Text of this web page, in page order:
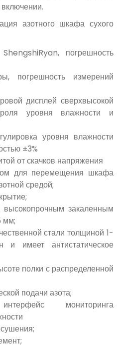
азотного шкафа сухого
погрешность
погрешность измерений
дисплей сверхвысокой
уровня влажности и
уровня влажности
±3%
от скачков напряжения
для перемещения шкафа
средой;
закаленным
мм;
стали толщиной 1-
и имеет антистатическое
полки с распределенной
подачи азота;
мониторинга